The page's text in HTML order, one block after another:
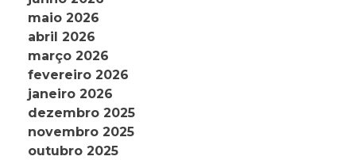
maio 2026
abril 2026
março 2026
fevereiro 2026
janeiro 2026
dezembro 2025
novembro 2025
outubro 2025